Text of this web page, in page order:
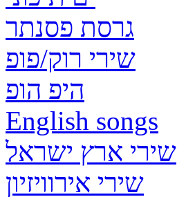
גרסת פסנתר
שירי רוק/פופ
היפ הופ
English songs
שירי ארץ ישראל
שירי אירוויזיון